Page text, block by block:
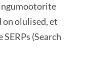
olulised, et
(Search